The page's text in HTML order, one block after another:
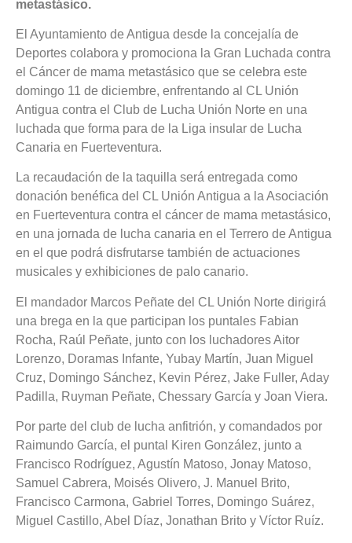
metastásico.
El Ayuntamiento de Antigua desde la concejalía de
Deportes colabora y promociona la Gran Luchada contra
el Cáncer de mama metastásico que se celebra este
domingo 11 de diciembre, enfrentando al CL Unión
Antigua contra el Club de Lucha Unión Norte en una
luchada que forma para de la Liga insular de Lucha
Canaria en Fuerteventura.
La recaudación de la taquilla será entregada como
donación benéfica del CL Unión Antigua a la Asociación
en Fuerteventura contra el cáncer de mama metastásico,
en una jornada de lucha canaria en el Terrero de Antigua
en el que podrá disfrutarse también de actuaciones
musicales y exhibiciones de palo canario.
El mandador Marcos Peñate del CL Unión Norte dirigirá
una brega en la que participan los puntales Fabian
Rocha, Raúl Peñate, junto con los luchadores Aitor
Lorenzo, Doramas Infante, Yubay Martín, Juan Miguel
Cruz, Domingo Sánchez, Kevin Pérez, Jake Fuller, Aday
Padilla, Ruyman Peñate, Chessary García y Joan Viera.
Por parte del club de lucha anfitrión, y comandados por
Raimundo García, el puntal Kiren González, junto a
Francisco Rodríguez, Agustín Matoso, Jonay Matoso,
Samuel Cabrera, Moisés Olivero, J. Manuel Brito,
Francisco Carmona, Gabriel Torres, Domingo Suárez,
Miguel Castillo, Abel Díaz, Jonathan Brito y Víctor Ruíz.